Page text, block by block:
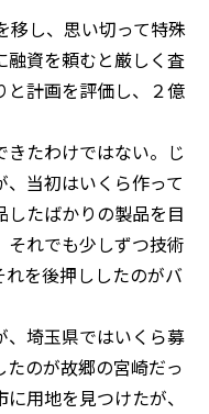
移し、思い切って特殊
融資を頼むと厳しく査
と計画を評価し、２億
たわけではない。じ
当初はいくら作って
たばかりの製品を目
れでも少しずつ技術
を後押ししたのがバ
、埼玉県ではいくら募
のが故郷の宮崎だっ
用地を見つけたが、